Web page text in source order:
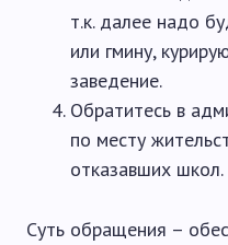
т.к. далее надо
или гмину,
заведение.
Обратитесь в
по месту
отказавших школ.
Суть обращения –